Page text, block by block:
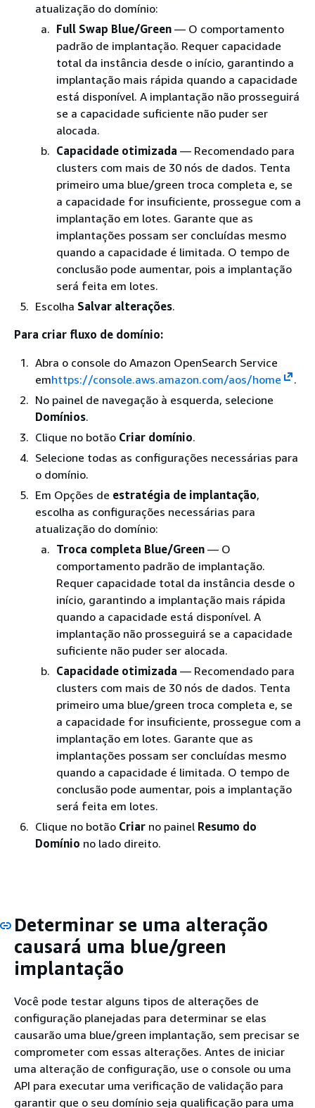
atualização do domínio:
Full Swap Blue/Green — O comportamento
padrão de implantação. Requer capacidade
total da instância desde o início, garantindo a
implantação mais rápida quando a capacidade
está disponível. A implantação não prosseguirá
se a capacidade suficiente não puder ser
alocada.
Capacidade otimizada — Recomendado para
clusters com mais de 30 nós de dados. Tenta
primeiro uma blue/green troca completa e, se
a capacidade for insuficiente, prossegue com a
implantação em lotes. Garante que as
implantações possam ser concluídas mesmo
quando a capacidade é limitada. O tempo de
conclusão pode aumentar, pois a implantação
será feita em lotes.
Escolha Salvar alterações.
Para criar fluxo de domínio:
Abra o console do Amazon OpenSearch Service
emhttps://console.aws.amazon.com/aos/home
.
No painel de navegação à esquerda, selecione
Domínios.
Clique no botão Criar domínio.
Selecione todas as configurações necessárias para
o domínio.
Em Opções de estratégia de implantação,
escolha as configurações necessárias para
atualização do domínio:
Troca completa Blue/Green — O
comportamento padrão de implantação.
Requer capacidade total da instância desde o
início, garantindo a implantação mais rápida
quando a capacidade está disponível. A
implantação não prosseguirá se a capacidade
suficiente não puder ser alocada.
Capacidade otimizada — Recomendado para
clusters com mais de 30 nós de dados. Tenta
primeiro uma blue/green troca completa e, se
a capacidade for insuficiente, prossegue com a
implantação em lotes. Garante que as
implantações possam ser concluídas mesmo
quando a capacidade é limitada. O tempo de
conclusão pode aumentar, pois a implantação
será feita em lotes.
Clique no botão Criar no painel Resumo do
Domínio no lado direito.
Determinar se uma alteração
causará uma blue/green
implantação
Você pode testar alguns tipos de alterações de
configuração planejadas para determinar se elas
causarão uma blue/green implantação, sem precisar se
comprometer com essas alterações. Antes de iniciar
uma alteração de configuração, use o console ou uma
API para executar uma verificação de validação para
garantir que o seu domínio seja qualificação para uma